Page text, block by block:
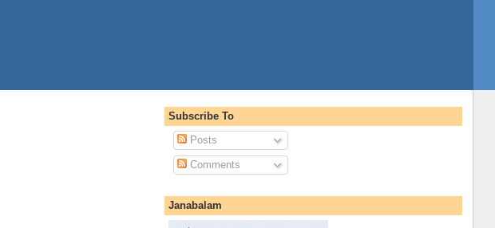
Subscribe To
Posts
Comments
Janabalam